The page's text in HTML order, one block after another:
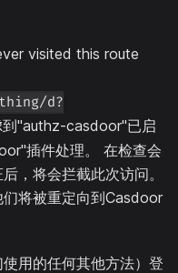
visited this route
d?
到"authz-casdoor"已启
插件处理。 在检查会
，将会拦截此次访问。
将被重定向到Casdoor
用的任何其他方法）登